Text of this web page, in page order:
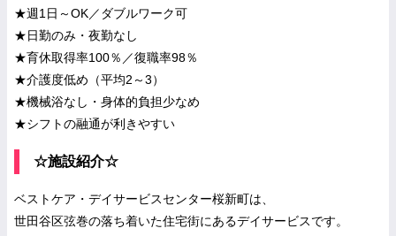
★週1日～OK／ダブルワーク可
★日勤のみ・夜勤なし
★育休取得率100％／復職率98％
★介護度低め（平均2～3）
★機械浴なし・身体的負担少なめ
★シフトの融通が利きやすい
☆施設紹介☆
ベストケア・デイサービスセンター桜新町は、
世田谷区弦巻の落ち着いた住宅街にあるデイサービスです。